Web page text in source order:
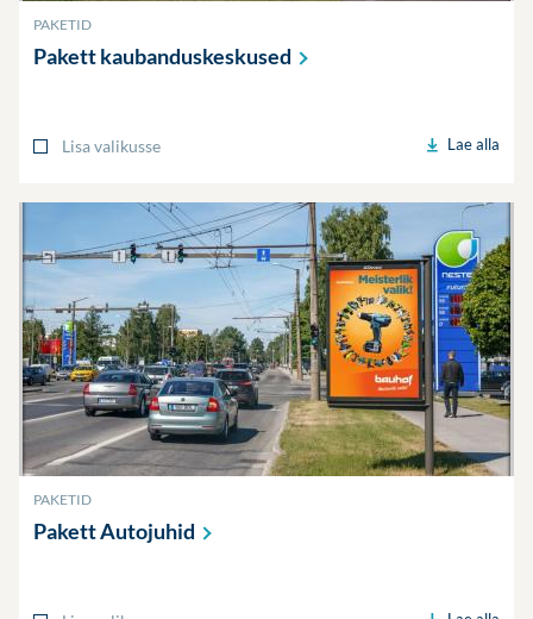
PAKETID
Pakettkaubanduskeskused
Lisa valikusse Lae alla
PAKETID
PakettAutojuhid